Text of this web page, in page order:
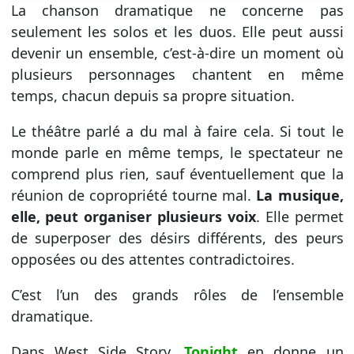
La chanson dramatique ne concerne pas
seulement les solos et les duos. Elle peut aussi
devenir un ensemble, c’est-à-dire un moment où
plusieurs personnages chantent en même
temps, chacun depuis sa propre situation.
Le théâtre parlé a du mal à faire cela. Si tout le
monde parle en même temps, le spectateur ne
comprend plus rien, sauf éventuellement que la
réunion de copropriété tourne mal. La musique,
elle, peut organiser plusieurs voix. Elle permet
de superposer des désirs différents, des peurs
opposées ou des attentes contradictoires.
C’est l’un des grands rôles de l’ensemble
dramatique.